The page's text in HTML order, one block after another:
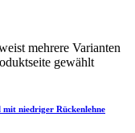
mehrere Varianten
gewählt
niedriger Rückenlehne